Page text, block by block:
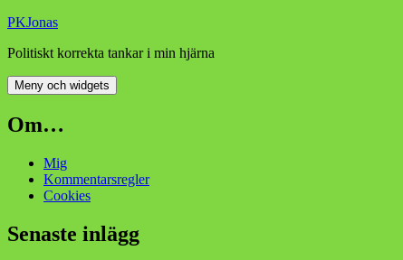
Hoppa
innehåll
PKJonas
Politiskt korrekta tankar i min hjärna
Meny och widgets
Om…
Mig
Kommentarsregler
Cookies
Senaste inlägg